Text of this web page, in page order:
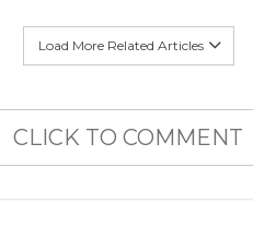
Load More Related Articles
CLICK TO COMMENT